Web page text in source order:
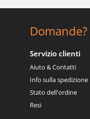
Domande?
Servizio clienti
Aiuto & Contatti
Info sulla spedizione
Stato dell'ordine
Resi